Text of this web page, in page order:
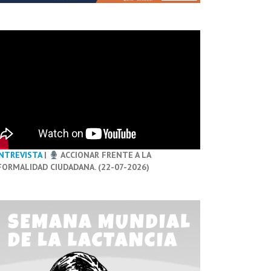
|
ACCIONAR FRENTE A LA
CIUDADANA. (22-07-2026)